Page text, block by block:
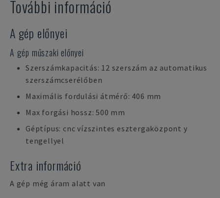
További információ
A gép előnyei
A gép műszaki előnyei
Szerszámkapacitás: 12 szerszám az automatikus
szerszámcserélőben
Maximális fordulási átmérő: 406 mm
Max forgási hossz: 500 mm
Géptípus: cnc vízszintes esztergaközpont y
tengellyel
Extra információ
A gép még áram alatt van